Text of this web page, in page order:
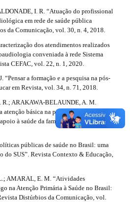
I. R. “Atuação do profissional
em rede de saúde pública
da Comunicação, vol. 30, n. 4, 2018.
dos atendimentos realizados
conveniada à rede Sistema
CEFAC, vol. 22, n. 1, 2020.
“Pensar a formação e a pesquisa na pós-
em Revista, vol. 34, n. 71, 2018.
R.; ARAKAWA-BELAUNDE, A. M.
básica na perspectiva de
à saúde da família”. CoDAS, vol. 32,
públicas de saúde no Brasil: uma
do SUS”. Revista Contexto & Educação,
AMARAL, E. M. “Atividades
na Atenção Primária à Saúde no Brasil:
Distúrbios da Comunicação, vol.